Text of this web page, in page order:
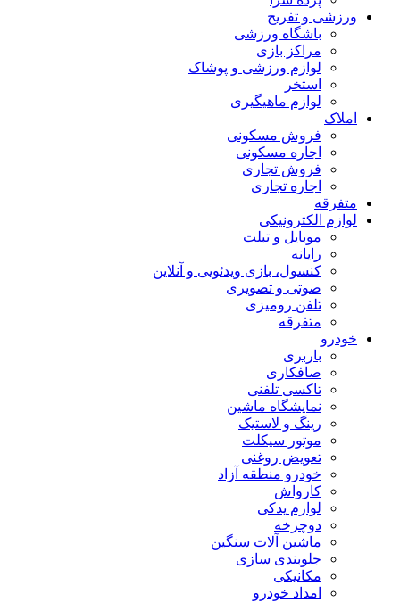
ورزشی و تفریح
باشگاه ورزشی
مراکز بازی
لوازم ورزشی و پوشاک
استخر
لوازم ماهیگیری
املاک
فروش مسکونی
اجاره مسکونی
فروش تجاری
اجاره تجاری
متفرقه
لوازم الکترونیکی
موبایل و تبلت
رایانه
کنسول، بازی‌ ویدئویی و آنلاین
صوتی و تصویری
تلفن رومیزی
متفرقه
خودرو
باربری
صافکاری
تاکسی تلفنی
نمایشگاه ماشین
رینگ و لاستیک
موتور سیکلت
تعویض روغنی
خودرو منطقه آزاد
کارواش
لوازم یدکی
دوچرخه
ماشین آلات سنگین
جلوبندی سازی
مکانیکی
امداد خودرو